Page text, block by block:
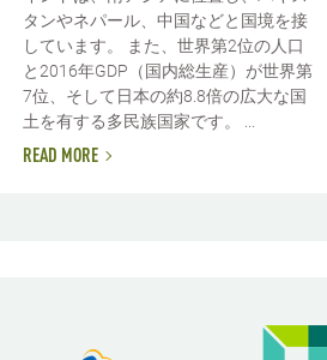
タンやネパール、中国などと国境を接
しています。 また、世界第2位の人口
と2016年GDP（国内総生産）が世界第
7位、そして日本の約8.8倍の広大な国
土を有する多民族国家です。 ...
READ MORE